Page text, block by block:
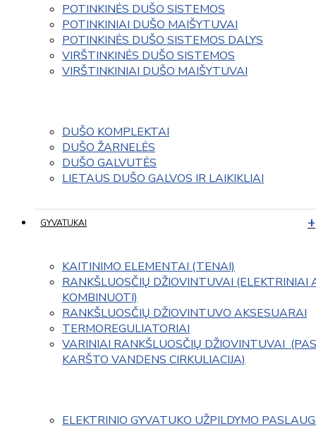
POTINKINĖS DUŠO SISTEMOS
POTINKINIAI DUŠO MAIŠYTUVAI
POTINKINĖS DUŠO SISTEMOS DALYS
VIRŠTINKINĖS DUŠO SISTEMOS
VIRŠTINKINIAI DUŠO MAIŠYTUVAI
DUŠO KOMPLEKTAI
DUŠO ŽARNELĖS
DUŠO GALVUTĖS
LIETAUS DUŠO GALVOS IR LAIKIKLIAI
GYVATUKAI
KAITINIMO ELEMENTAI (TENAI)
RANKŠLUOSČIŲ DŽIOVINTUVAI (ELEKTRINIAI
KOMBINUOTI)
RANKŠLUOSČIŲ DŽIOVINTUVO AKSESUARAI
TERMOREGULIATORIAI
VARINIAI RANKŠLUOSČIŲ DŽIOVINTUVAI
KARŠTO VANDENS CIRKULIACIJA)
ELEKTRINIO GYVATUKO UŽPILDYMO